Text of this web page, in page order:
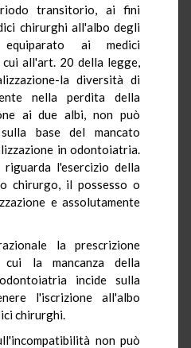
transitorio, ai fini
chirurghi all'albo degli
equiparato ai medici
all'art. 20 della legge,
la diversità di
nella perdita della
ai due albi, non può
base del mancato
in odontoiatria.
l'esercizio della
chirurgo, il possesso o
e assolutamente
la prescrizione
cui la mancanza della
incide sulla
l'iscrizione all'albo
chirurghi.
non può